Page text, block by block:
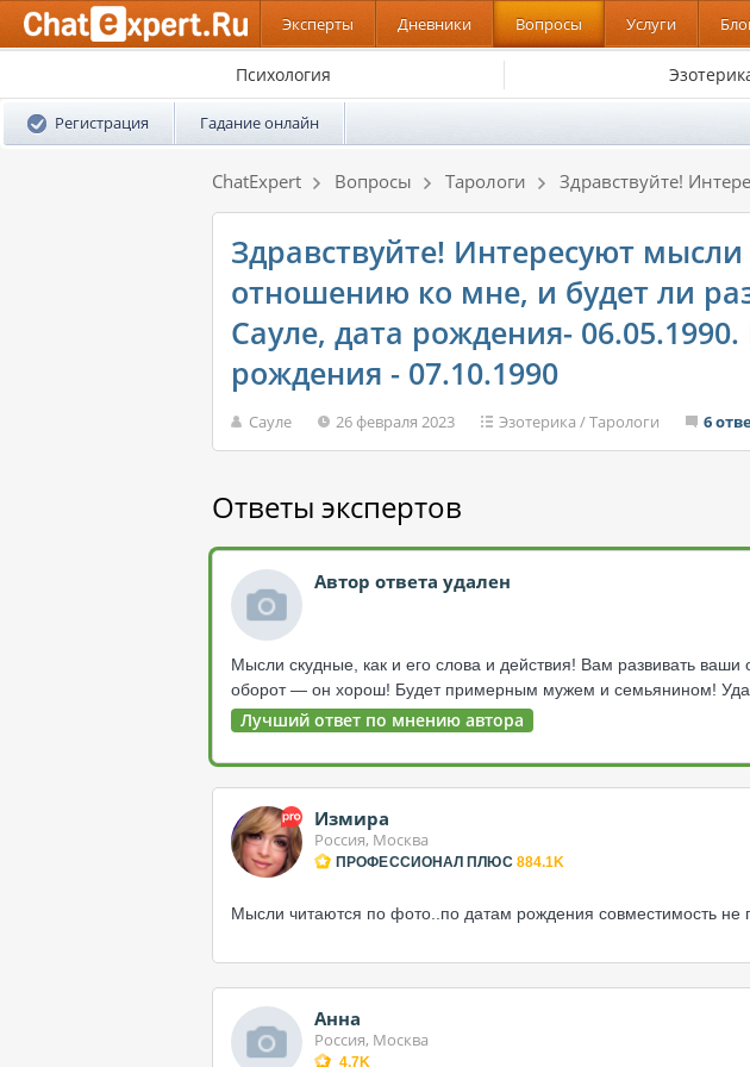
Эксперты Дневники Вопросы Услуги
Психология
Регистрация Гадание онлайн
ChatExpert Вопросы Тарологи Здравствуйте!
Здравствуйте! Интересуют
отношению ко мне, и будет ли
Сауле, дата рождения-
рождения - 07.10.1990
Сауле 26 февраля 2023 Эзотерика /Тарологи 6
Ответы экспертов
Автор ответа удален
Мысли скудные, как и его слова и действия! Вам развивать
оборот — он хорош! Будет примерным мужем и семьянином!
Лучший ответ по мнению автора
Измира
Россия, Москва
ПРОФЕССИОНАЛ ПЛЮС 884.1K
Мысли читаются по фото..по датам рождения совместимость
Анна
Россия, Москва
4.7K